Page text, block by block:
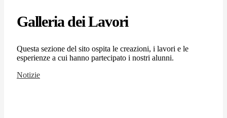
Galleria dei Lavori
Questa sezione del sito ospita le creazioni, i lavori e le
esperienze a cui hanno partecipato i nostri alunni.
Notizie